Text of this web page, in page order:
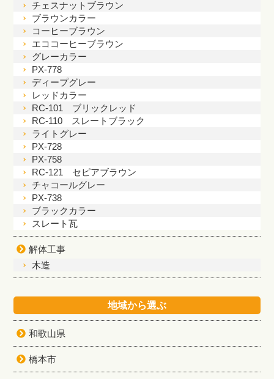
チェスナットブラウン
ブラウンカラー
コーヒーブラウン
エココーヒーブラウン
グレーカラー
PX-778
ディープグレー
レッドカラー
RC-101 ブリックレッド
RC-110 スレートブラック
ライトグレー
PX-728
PX-758
RC-121 セピアブラウン
チャコールグレー
PX-738
ブラックカラー
スレート瓦
解体工事
木造
地域から選ぶ
和歌山県
橋本市